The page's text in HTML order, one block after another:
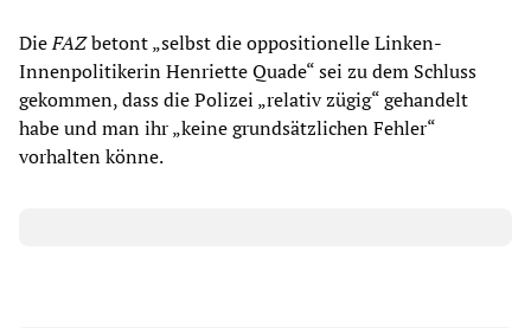
DieFAZbetont „selbst die oppositionelle Linken-
Innenpolitikerin Henriette Quade“ sei zu dem Schluss
gekommen, dass die Polizei „relativ zügig“ gehandelt
habe und man ihr „keine grundsätzlichen Fehler“
vorhalten könne.